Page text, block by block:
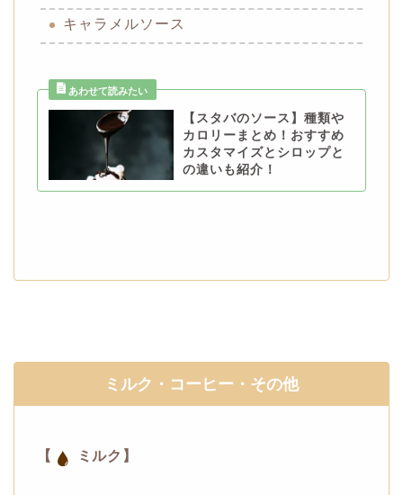
キャラメルソース
【スタバのソース】種類や
カロリーまとめ！おすすめ
カスタマイズとシロップと
の違いも紹介！
ミルク・コーヒー・その他
【 ミルク】